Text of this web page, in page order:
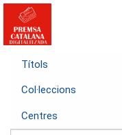
Títols
Col·leccions
Centres